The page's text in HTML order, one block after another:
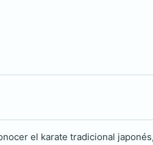
el karate tradicional